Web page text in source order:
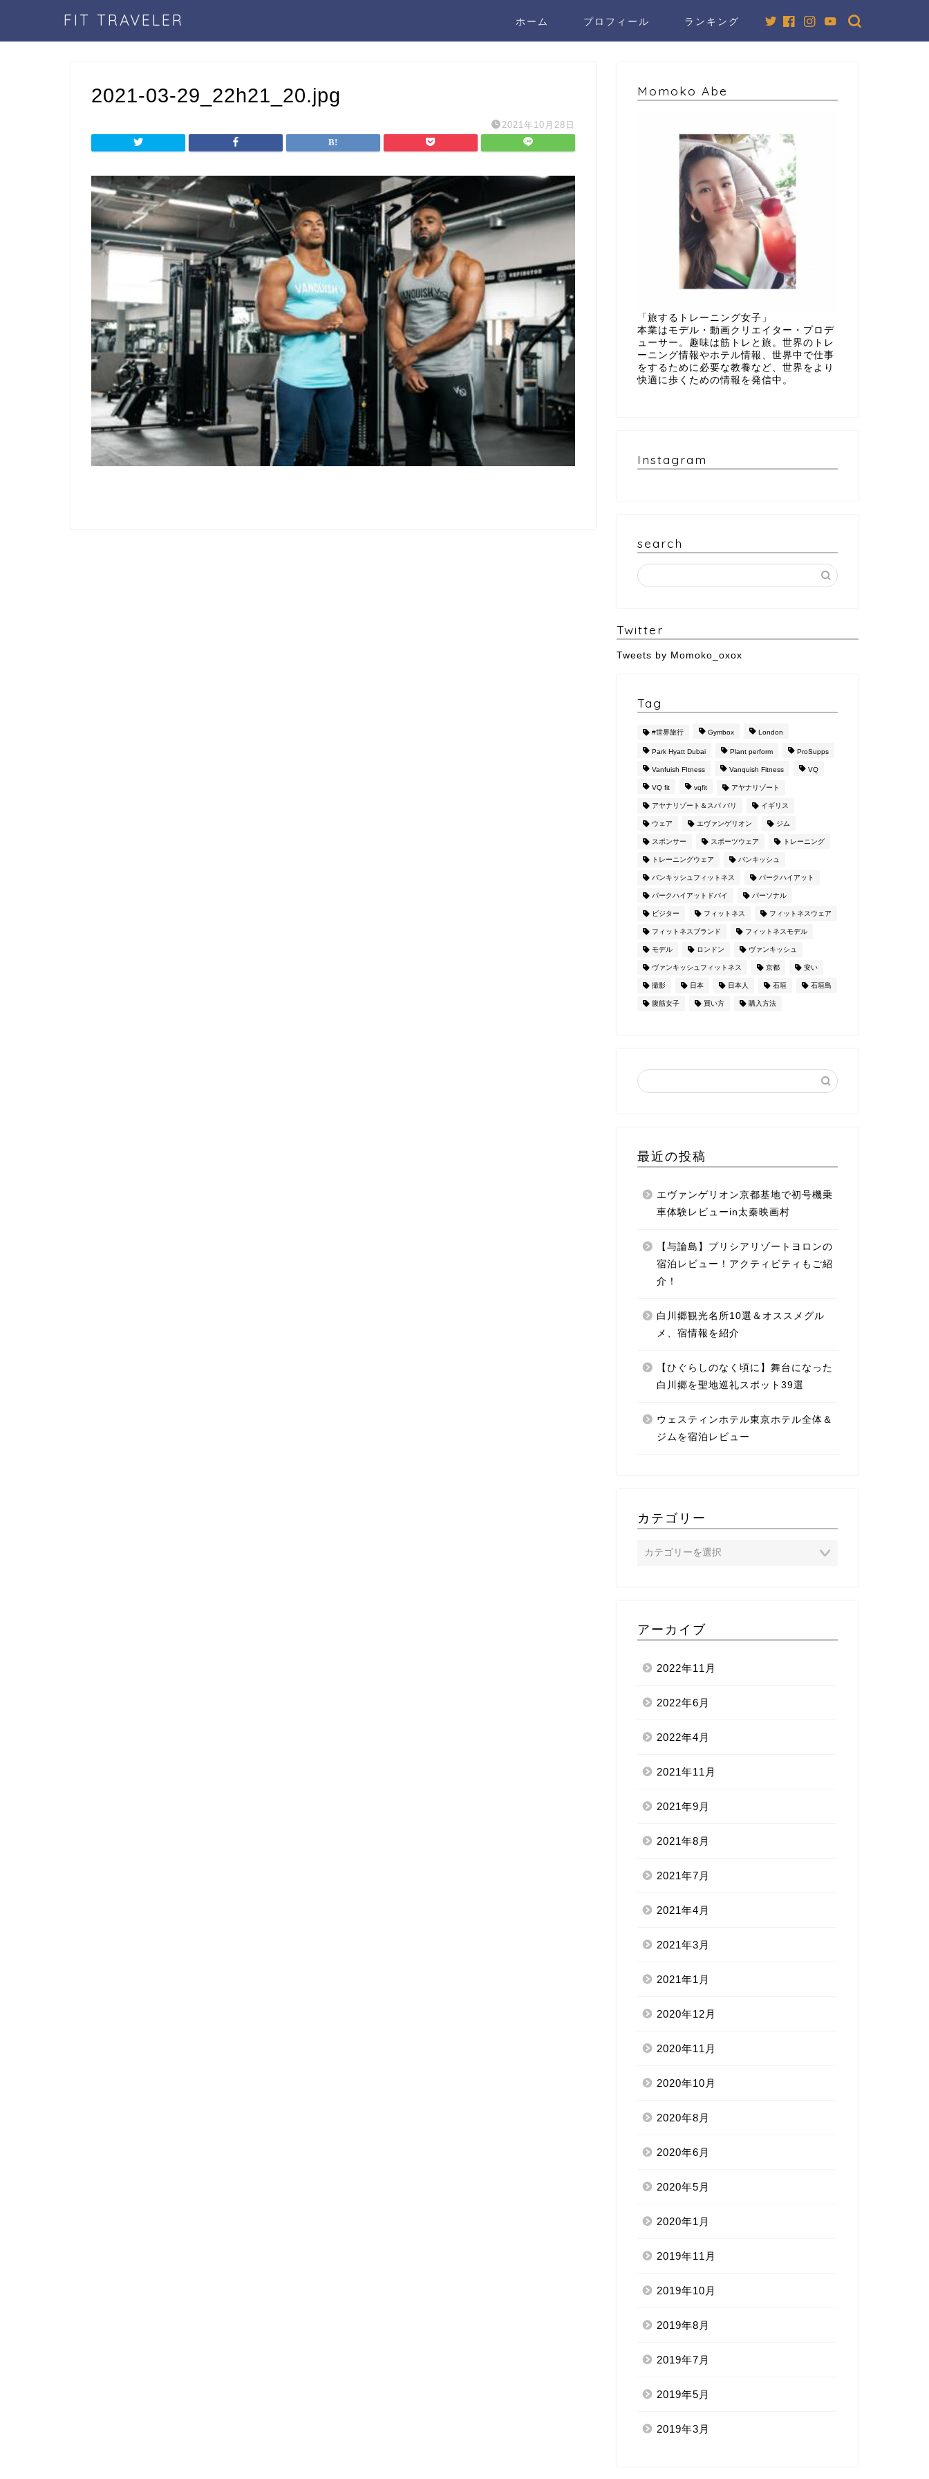
FIT TRAVELER ホーム プロフィール ランキング
2021-03-29_22h21_20.jpg
2021年10月28日
Momoko Abe
「旅するトレーニング女子」
本業はモデル・動画クリエイター・プロデ
ューサー。趣味は筋トレと旅。世界のトレ
ーニング情報やホテル情報、世界中で仕事
をするために必要な教養など、世界をより
快適に歩くための情報を発信中。
Instagram
search
Twitter
Tweets by Momoko_oxox
Tag
#世界旅行 Gymbox London
Park Hyatt Dubai Plant perform ProSupps
Vanfuish FItness Vanquish Fitness VQ
VQ fit vqfit アヤナリゾート
アヤナリゾート＆スパ バリ イギリス
ウェア エヴァンゲリオン ジム
スポンサー スポーツウェア トレーニング
トレーニングウェア バンキッシュ
バンキッシュフィットネス パークハイアット
パークハイアットドバイ パーソナル
ビジター フィットネス フィットネスウェア
フィットネスブランド フィットネスモデル
モデル ロンドン ヴァンキッシュ
ヴァンキッシュフィットネス 京都 安い
撮影 日本 日本人 石垣 石垣島
腹筋女子 買い方 購入方法
最近の投稿
エヴァンゲリオン京都基地で初号機乗
車体験レビューin太秦映画村
【与論島】プリシアリゾートヨロンの
宿泊レビュー！アクティビティもご紹
介！
白川郷観光名所10選＆オススメグル
メ、宿情報を紹介
【ひぐらしのなく頃に】舞台になった
白川郷を聖地巡礼スポット39選
ウェスティンホテル東京ホテル全体＆
ジムを宿泊レビュー
カテゴリー
アーカイブ
2022年11月
2022年6月
2022年4月
2021年11月
2021年9月
2021年8月
2021年7月
2021年4月
2021年3月
2021年1月
2020年12月
2020年11月
2020年10月
2020年8月
2020年6月
2020年5月
2020年1月
2019年11月
2019年10月
2019年8月
2019年7月
2019年5月
2019年3月